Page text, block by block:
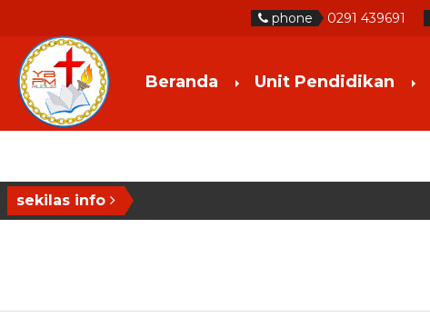
phone 0291 439691
Beranda Unit Pendidikan
sekilas info